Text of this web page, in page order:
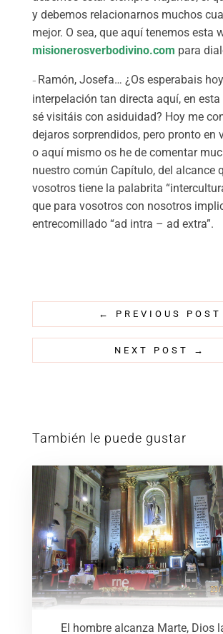
y debemos relacionarnos muchos
mejor. O sea, que aquí tenemos esta
misionerosverbodivino.com para
– Ramón, Josefa… ¿Os esperabais
interpelación tan directa aquí, en
sé visitáis con asiduidad? Hoy me
dejaros sorprendidos, pero pronto en
o aquí mismo os he de comentar
nuestro común Capítulo, del alcance
vosotros tiene la palabrita
que para vosotros con nosotros
entrecomillado “ad intra – ad extra”.
← PREVIOUS POST
NEXT POST →
También le puede gustar
El hombre alcanza Marte, Dios